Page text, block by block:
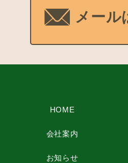
メール
HOME
会社案内
お知らせ